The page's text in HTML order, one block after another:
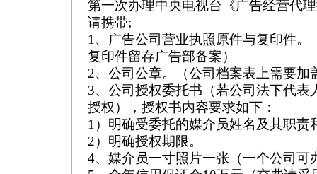
第一次办理中央电视台《广告经营代
请携带;
1、广告公司营业执照原件与复印件。
复印件留存广告部备案）
2、公司公章。（公司档案表上需要加
3、公司授权委托书（若公司法下代表
授权），授权书内容要求如下：
1）明确受委托的媒介员姓名及其职责
2）明确授权期限。
4、媒介员一寸照片一张（一个公司可